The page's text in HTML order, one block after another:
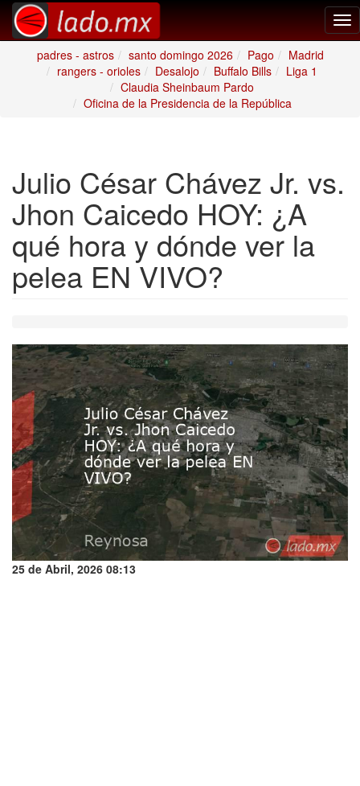
padres - astros
santo domingo 2026 Pago
Madrid
rangers - orioles
Desalojo Buffalo Bills
Liga 1
Claudia Sheinbaum Pardo
Oficina de la Presidencia de la República
Julio César Chávez Jr. vs.
Jhon Caicedo HOY: ¿A
qué hora y dónde ver la
pelea EN VIVO?
25 de Abril, 2026 08:13